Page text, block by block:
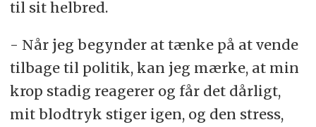
til sit helbred.
- Når jeg begynder at tænke på at vende
tilbage til politik, kan jeg mærke, at min
krop stadig reagerer og får det dårligt,
mit blodtryk stiger igen, og den stress,